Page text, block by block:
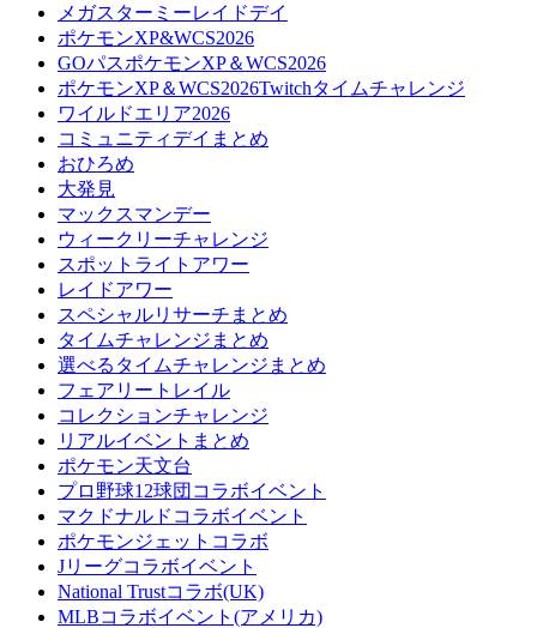
メガスターミーレイドデイ
ポケモンXP&WCS2026
GOパスポケモンXP＆WCS2026
ポケモンXP＆WCS2026Twitchタイムチャレンジ
ワイルドエリア2026
コミュニティデイまとめ
おひろめ
大発見
マックスマンデー
ウィークリーチャレンジ
スポットライトアワー
レイドアワー
スペシャルリサーチまとめ
タイムチャレンジまとめ
選べるタイムチャレンジまとめ
フェアリートレイル
コレクションチャレンジ
リアルイベントまとめ
ポケモン天文台
プロ野球12球団コラボイベント
マクドナルドコラボイベント
ポケモンジェットコラボ
Jリーグコラボイベント
National Trustコラボ(UK)
MLBコラボイベント(アメリカ)